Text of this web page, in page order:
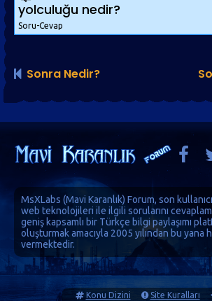
yolculuğu nedir?
Soru-Cevap
Sonra Nedir?
MsXLabs (Mavi Karanlık) Forum, son
web teknolojileri ile ilgili sorularını
geniş kapsamlı bir Türkçe bilgi paylaşımı
oluşturmak amacıyla 2005 yılından bu yana
vermektedir.
Konu Dizini Site Kuralları